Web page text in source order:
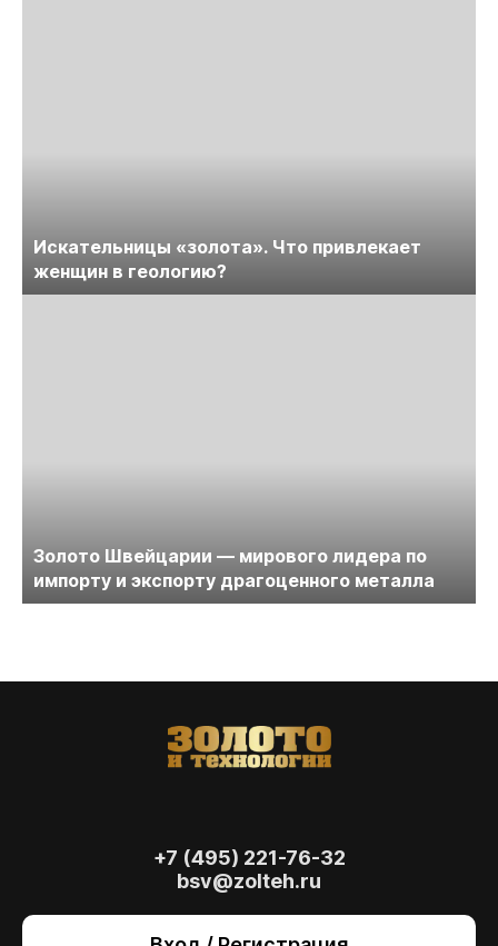
Искательницы «золота». Что привлекает
женщин в геологию?
Золото Швейцарии — мирового лидера по
импорту и экспорту драгоценного металла
+7 (495) 221-76-32
bsv@zolteh.ru